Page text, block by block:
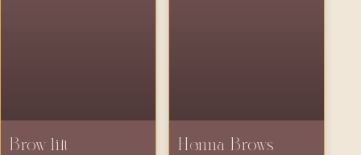
Brow lift Henna Brows